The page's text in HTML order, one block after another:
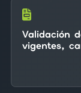
Validación
vigentes,